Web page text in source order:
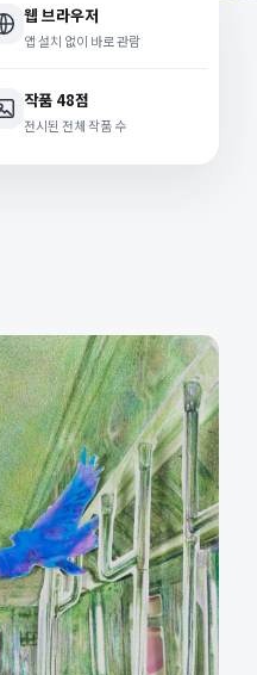
웹 브라우저
앱 설치 없이 바로 관람
작품 48점
전시된 전체 작품 수